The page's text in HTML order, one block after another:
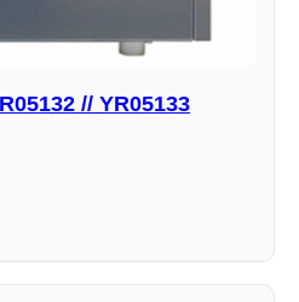
// YR05133